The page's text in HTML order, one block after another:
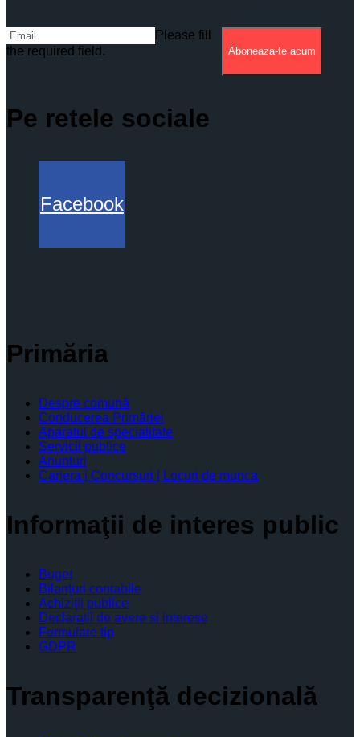
Please fill
the required field.
Aboneaza-te acum
Pe retele sociale
Facebook
Primăria
Despre comună
Conducerea Primăriei
Aparatul de specialitate
Servicii publice
Anunturi
Cariera | Concursuri | Locuri de munca
Informaţii de interes public
Buget
Bilanţuri contabile
Achiziţii publice
Declaratii de avere si interese
Formulare tip
GDPR
Transparenţă decizională